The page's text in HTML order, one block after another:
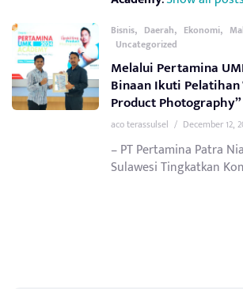
Bisnis, Daerah, Ekonomi,
Uncategorized
Melalui Pertamina
Binaan Ikuti
Product Photography”
aco terassulsel / December 12,
– PT Pertamina Patra
Sulawesi Tingkatkan